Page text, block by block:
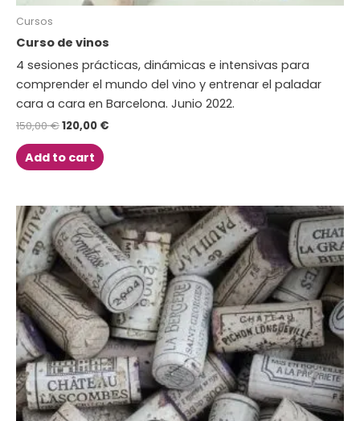
Cursos
Curso de vinos
4 sesiones prácticas, dinámicas e intensivas para
comprender el mundo del vino y entrenar el paladar
cara a cara en Barcelona. Junio 2022.
150,00€120,00 €
Add to cart